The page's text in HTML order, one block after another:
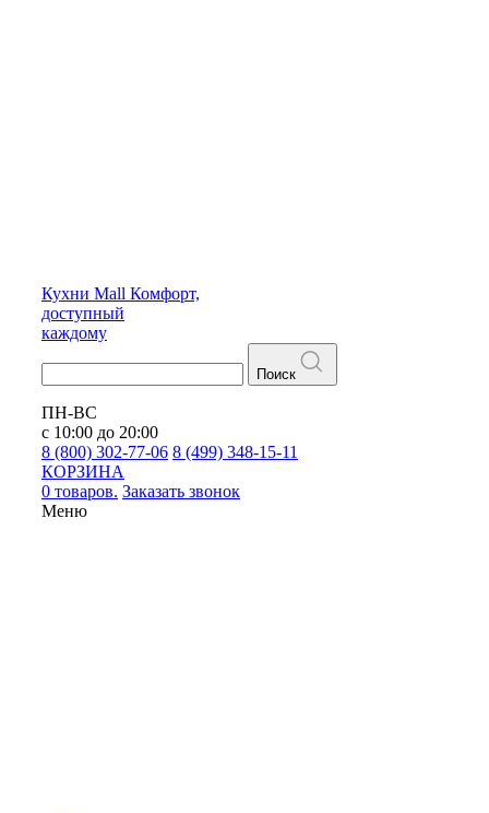
Кухни Mall Комфорт,
доступный
каждому
Поиск
ПН-ВС
с 10:00 до 20:00
8 (800) 302-77-06 8 (499) 348-15-11
КОРЗИНА
0 товаров. Заказать звонок
Меню